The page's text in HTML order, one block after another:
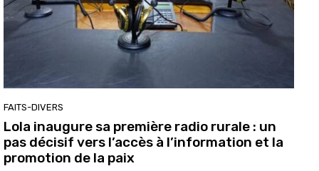
FAITS-DIVERS
Lola inaugure sa première radio rurale : un
pas décisif vers l’accès à l’information et la
promotion de la paix